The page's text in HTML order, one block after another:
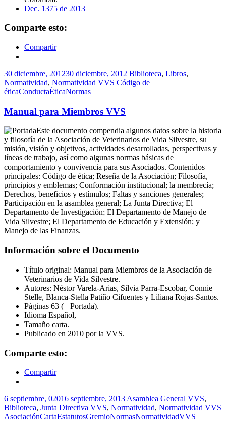
Dec. 1375 de 2013
Comparte esto:
Compartir
30 diciembre, 201230 diciembre, 2012 Biblioteca, Libros,
Normatividad, Normatividad VVS Código de
éticaConductaÉticaNormas
Manual para Miembros VVS
Este documento compendia algunos datos sobre la historia
y filosofía de la Asociación de Veterinarios de Vida Silvestre, su
misión, visión y objetivos, actividades desarrolladas, perspectivas y
líneas de trabajo, así como algunas normas básicas de
comportamiento y convivencia para sus Asociados. Contenidos
principales: Código de ética; Reseña de la Asociación; Filosofía,
principios y emblemas; Conformación institucional; la membrecía;
Derechos, beneficios y estímulos; Faltas y sanciones generales;
Participación en la asamblea general; La Junta Directiva; El
Departamento de Investigación; El Departamento de Manejo de
Vida Silvestre; El Departamento de Educación y Extensión; y
Manejo de las Finanzas.
Información sobre el Documento
Título original: Manual para Miembros de la Asociación de
Veterinarios de Vida Silvestre.
Autores: Néstor Varela-Arias, Silvia Parra-Escobar, Connie
Stelle, Blanca-Stella Patiño Cifuentes y Liliana Rojas-Santos.
Páginas 63 (+ Portada).
Idioma Español,
Tamaño carta.
Publicado en 2010 por la VVS.
Comparte esto:
Compartir
6 septiembre, 02016 septiembre, 2013 Asamblea General VVS,
Biblioteca, Junta Directiva VVS, Normatividad, Normatividad VVS
AsociaciónCartaEstatutosGremioNormasNormatividadVVS